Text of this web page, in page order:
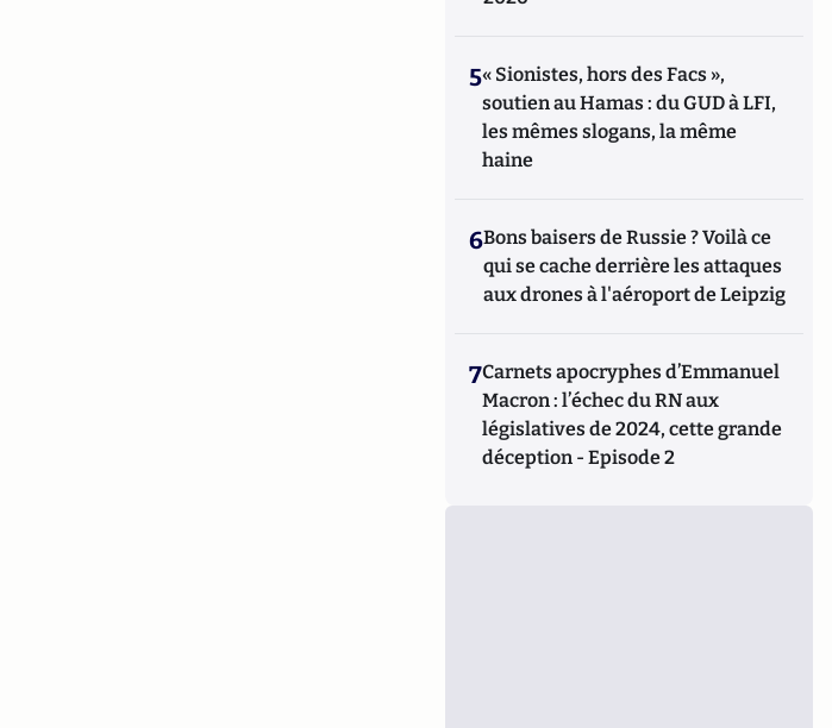
5« Sionistes, hors des Facs »,
soutien au Hamas : du GUD à LFI,
les mêmes slogans, la même
haine
6Bons baisers de Russie ? Voilà ce
qui se cache derrière les attaques
aux drones à l'aéroport de Leipzig
7Carnets apocryphes d’Emmanuel
Macron : l’échec du RN aux
législatives de 2024, cette grande
déception - Episode 2